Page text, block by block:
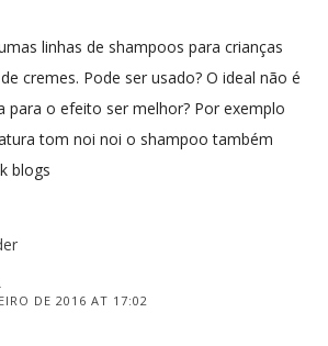
linhas de shampoos para crianças
cremes. Pode ser usado? O ideal não é
para o efeito ser melhor? Por exemplo
tom noi noi o shampoo também
blogs
DE 2016 AT 17:02